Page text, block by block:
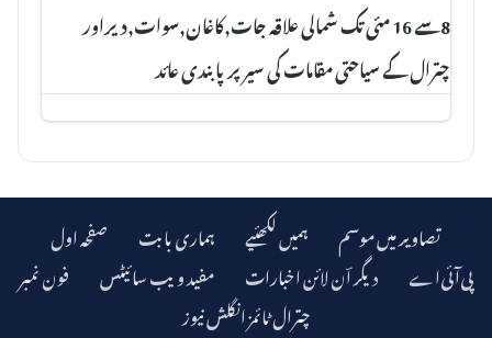
8سے 16 مئی تک شمالی علاقہ جات,کاغان,سوات,دیراور
چترال کے سیاحتی مقامات کی سیر پرپابندی عائد
صفحہ اول ہماری بابت ہمیں لکھئیے
تصاویر میں موسم
فون نمبر
مفید ویب سائیٹس دیگر اؔن لائن اخبارات
چترال ٹائمز انگلش نیوز